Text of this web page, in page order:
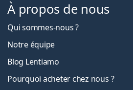
À propos de nous
Qui sommes-nous ?
Notre équipe
Blog Lentiamo
Pourquoi acheter chez nous ?